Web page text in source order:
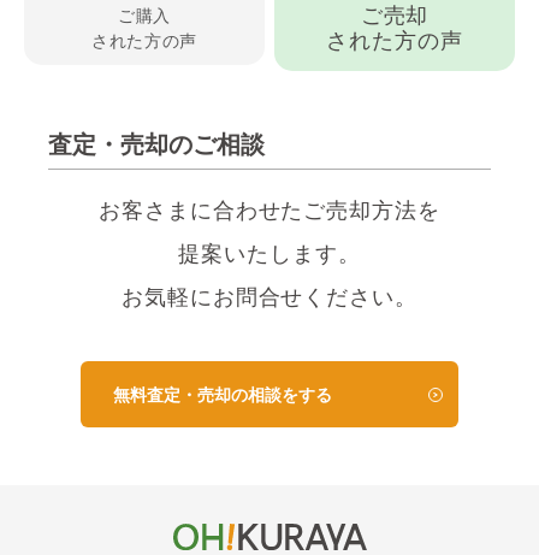
ご購入
された方の声
ご売却
された方の声
査定・売却のご相談
お客さまに合わせたご売却方法を
提案いたします。
お気軽にお問合せください。
無料査定・売却の相談をする